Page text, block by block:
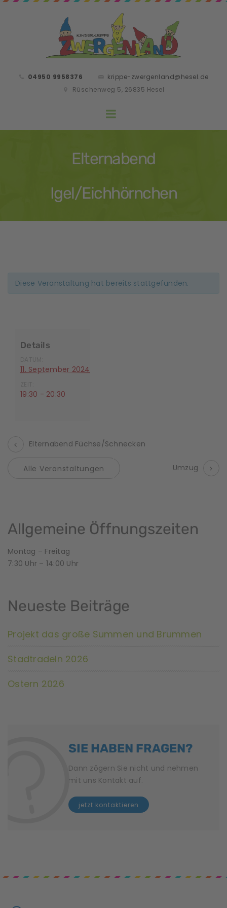
04950 9958376
krippe-zwergenland@hesel.de
Rüschenweg 5, 26835 Hesel
Elternabend
Igel/Eichhörnchen
Diese Veranstaltung hat bereits stattgefunden.
Details
11. September 2024
19:30 - 20:30
a
n
s
a
l
t
n
i
Elternabend Füchse/Schnecken
Alle Veranstaltungen Umzug
Allgemeine Öffnungszeiten
Montag – Freitag
7:30 Uhr – 14:00 Uhr
Neueste Beiträge
Projekt das große Summen und Brummen
Stadtradeln 2026
Ostern 2026
SIE HABEN FRAGEN?
Dann zögern Sie nicht und nehmen
mit uns Kontakt auf.
jetzt kontaktieren